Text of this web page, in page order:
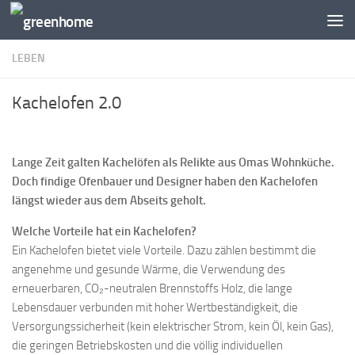
Zum Inhalt springen
LEBEN
Kachelofen 2.0
Lange Zeit galten Kachelöfen als Relikte aus Omas Wohnküche.
Doch findige Ofenbauer und Designer haben den Kachelofen
längst wieder aus dem Abseits geholt.
Welche Vorteile hat ein Kachelofen?
Ein Kachelofen bietet viele Vorteile. Dazu zählen bestimmt die
angenehme und gesunde Wärme, die Verwendung des
erneuerbaren, CO₂-neutralen Brennstoffs Holz, die lange
Lebensdauer verbunden mit hoher Wertbeständigkeit, die
Versorgungssicherheit (kein elektrischer Strom, kein Öl, kein Gas),
die geringen Betriebskosten und die völlig individuellen